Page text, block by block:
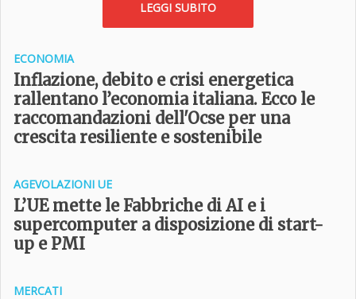
LEGGI SUBITO
ECONOMIA
Inflazione, debito e crisi energetica
rallentano l’economia italiana. Ecco le
raccomandazioni dell'Ocse per una
crescita resiliente e sostenibile
AGEVOLAZIONI UE
L’UE mette le Fabbriche di AI e i
supercomputer a disposizione di start-
up e PMI
MERCATI